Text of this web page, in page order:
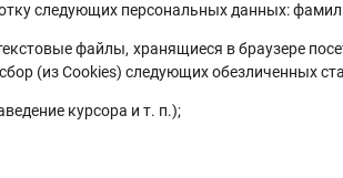
персональных данных: фамилия
файлы, хранящиеся в браузере
(из Cookies) следующих обезличенных
курсора и т. п.);